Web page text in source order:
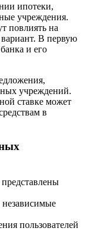
ипотеки,
учреждения.
повлиять на
В первую
и его
учреждений.
ставке может
в
пользователей